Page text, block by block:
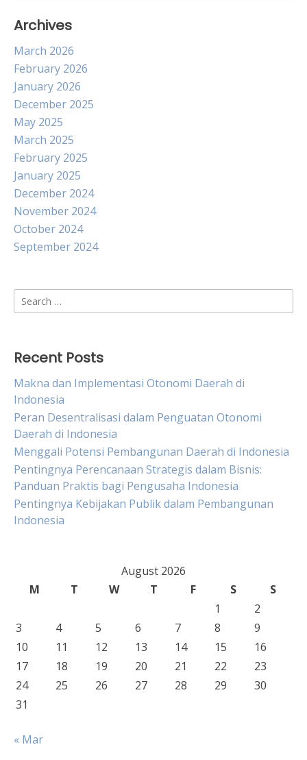
Archives
March 2026
February 2026
January 2026
December 2025
May 2025
March 2025
February 2025
January 2025
December 2024
November 2024
October 2024
September 2024
Search
for:
Recent Posts
Makna dan Implementasi Otonomi Daerah di
Indonesia
Peran Desentralisasi dalam Penguatan Otonomi
Daerah di Indonesia
Menggali Potensi Pembangunan Daerah di Indonesia
Pentingnya Perencanaan Strategis dalam Bisnis:
Panduan Praktis bagi Pengusaha Indonesia
Pentingnya Kebijakan Publik dalam Pembangunan
Indonesia
August 2026
M
T W T F S
S
1
2
3
4 5 6 7 8
9
10
11 12 13 14 15
16
17
18 19 20 21 22
23
24
25 26 27 28 29
30
31
« Mar